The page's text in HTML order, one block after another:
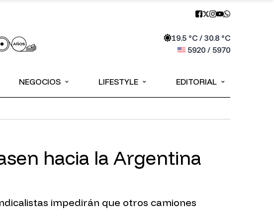
19.5°C / 30.8°C
5920/ 5970
NEGOCIOS ⌄ LIFESTYLE ⌄ EDITORIAL ⌄
hacia la Argentina
impedirán que otros camiones